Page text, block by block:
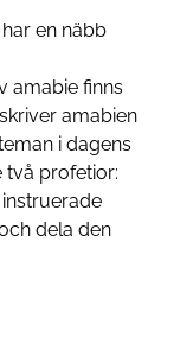
en näbb
amabie finns
amabien
i dagens
två profetior:
dela den